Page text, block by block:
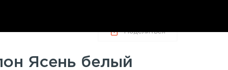
Поделиться
Ясень белый